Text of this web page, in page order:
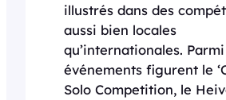
illustrés dans des
aussi bien locales
qu’internationales.
événements figurent le
Solo Competition, le